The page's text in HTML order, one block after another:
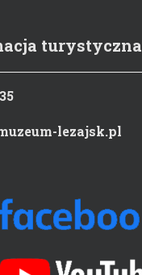
turystyczna
lezajsk.pl